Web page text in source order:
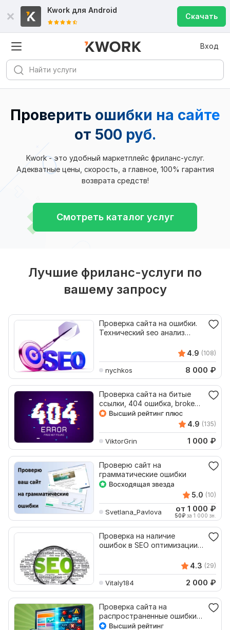
Kwork для Android
Скачать
Вход
Проверить ошибки на сайте
от 500 руб.
Kwork - это удобный маркетплейс фриланс-услуг.
Адекватные цены, скорость, а главное, 100% гарантия
возврата средств!
Смотреть каталог услуг
Лучшие фриланс-услуги по
вашему запросу
Проверка сайта на ошибки.
Технический seo анализ
4.9 (108)
nychkos 8 000 ₽
Проверка сайта на битые
ссылки, 404 ошибка, broken
links
4.9 (135)
ViktorGrin 1 000 ₽
Проверю сайт на
грамматические ошибки
5.0 (10)
Svetlana_Pavlova от 1 000 ₽
50₽ за 1 000 зн.
Проверка на наличие
ошибок в SEO оптимизации
4.3 (29)
Vitaly184 2 000 ₽
Проверка сайта на
распространенные ошибки
Wordpress MOD Bitrix OS Cart